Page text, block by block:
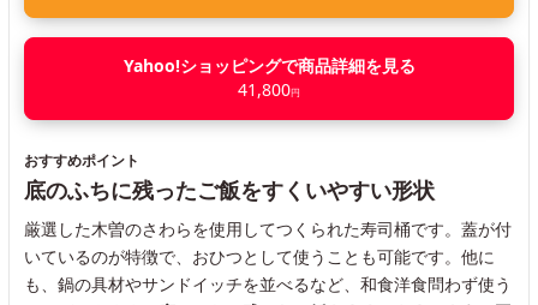
Yahoo!ショッピングで商品詳細を見る
41,800円
おすすめポイント
底のふちに残ったご飯をすくいやすい形状
厳選した木曽のさわらを使用してつくられた寿司桶です。蓋が付
いているのが特徴で、おひつとして使うことも可能です。他に
も、鍋の具材やサンドイッチを並べるなど、和食洋食問わず使う